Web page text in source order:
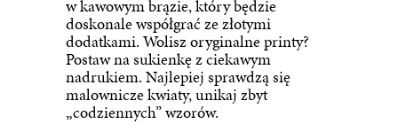
w kawowym brązie, który będzie
doskonale współgrać ze złotymi
dodatkami. Wolisz oryginalne printy?
Postaw na sukienkę z ciekawym
nadrukiem. Najlepiej sprawdzą się
malownicze kwiaty, unikaj zbyt
„codziennych” wzorów.